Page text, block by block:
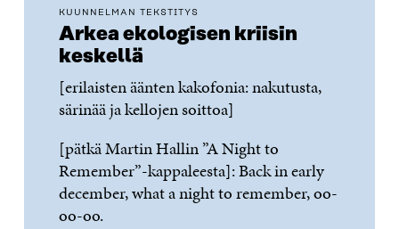
KUUNNELMAN TEKSTITYS
Arkea ekologisen kriisin
keskellä
[erilaisten äänten kakofonia: nakutusta,
särinää ja kellojen soittoa]
[pätkä Martin Hallin ”A Night to
Remember”-kappaleesta]: Back in early
december, what a night to remember, oo-
oo-oo.